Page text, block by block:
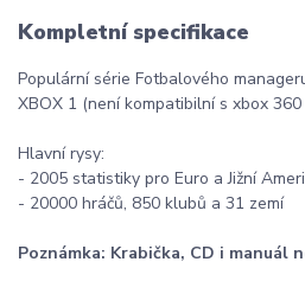
Kompletní specifikace
Populární série Fotbalového
XBOX 1 (není kompatibilní s xbox 360
Hlavní rysy:
- 2005 statistiky pro Euro a Jižní
- 20000 hráčů, 850 klubů a 31 zemí
Poznámka: Krabička, CD i manuál